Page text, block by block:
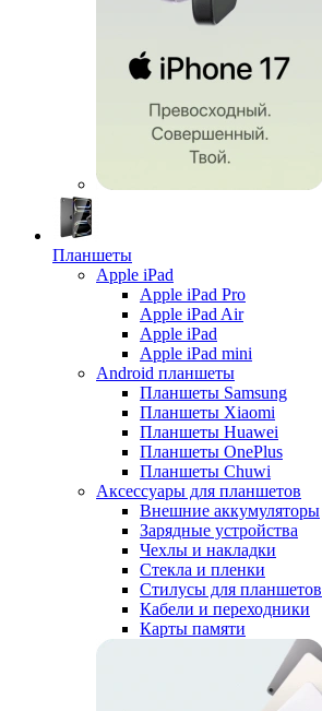
Планшеты
Apple iPad
Apple iPad Pro
Apple iPad Air
Apple iPad
Apple iPad mini
Android планшеты
Планшеты Samsung
Планшеты Xiaomi
Планшеты Huawei
Планшеты OnePlus
Планшеты Chuwi
Аксессуары для планшетов
Внешние аккумуляторы
Зарядные устройства
Чехлы и накладки
Стекла и пленки
Стилусы для планшетов
Кабели и переходники
Карты памяти